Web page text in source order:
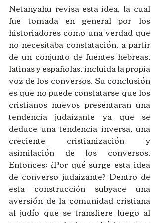
Netanyahu revisa esta idea, la cual
fue tomada en general por los
historiadores como una verdad que
no necesitaba constatación, a partir
de un conjunto de fuentes hebreas,
latinas y españolas, incluida la propia
voz de los conversos. Su conclusión
es que no puede constatarse que los
cristianos nuevos presentaran una
tendencia judaizante ya que se
deduce una tendencia inversa, una
creciente cristianización y
asimilación de los conversos.
Entonces: ¿Por qué surge esta idea
de converso judaizante? Dentro de
esta construcción subyace una
aversión de la comunidad cristiana
al judío que se transfiere luego al